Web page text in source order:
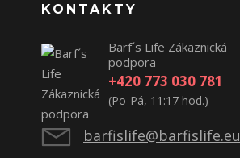
KONTAKTY
Barf´s Life Zákaznická
podpora
+420 773 030 781
(Po-Pá, 11:17 hod.)
barfislife@barfislife.eu